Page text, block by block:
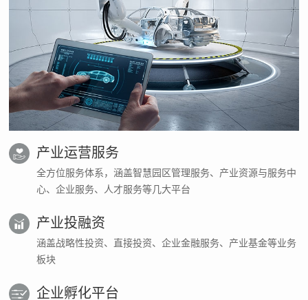
产业运营服务
全方位服务体系，涵盖智慧园区管理服务、产业资源与服务中
心、企业服务、人才服务等几大平台
产业投融资
涵盖战略性投资、直接投资、企业金融服务、产业基金等业务
板块
企业孵化平台